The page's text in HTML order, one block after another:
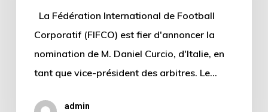
La Fédération International de Football
Corporatif (FIFCO) est fier d'annoncer la
nomination de M. Daniel Curcio, d'Italie, en
tant que vice-président des arbitres. Le…
admin